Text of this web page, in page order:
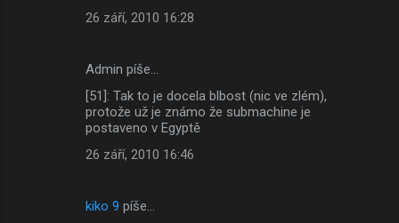
26 září, 2010 16:28
Admin píše…
[51]: Tak to je docela blbost (nic ve zlém),
protože už je známo že submachine je
postaveno v Egyptě
26 září, 2010 16:46
kiko 9 píše…